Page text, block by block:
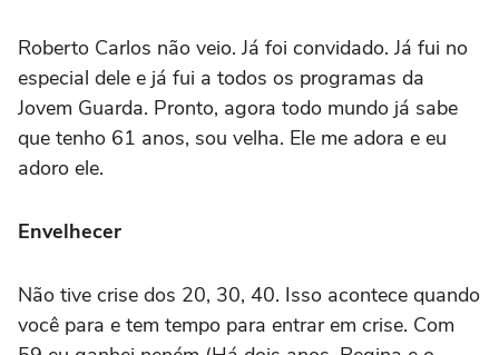
Roberto Carlos não veio. Já foi convidado. Já fui no
especial dele e já fui a todos os programas da
Jovem Guarda. Pronto, agora todo mundo já sabe
que tenho 61 anos, sou velha. Ele me adora e eu
adoro ele.
Envelhecer
Não tive crise dos 20, 30, 40. Isso acontece quando
você para e tem tempo para entrar em crise. Com